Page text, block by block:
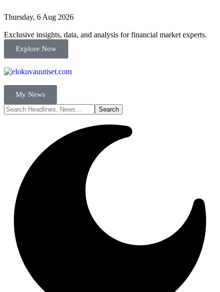
Thursday, 6 Aug 2026
Exclusive insights, data, and analysis for financial market experts.
Explore Now
My News